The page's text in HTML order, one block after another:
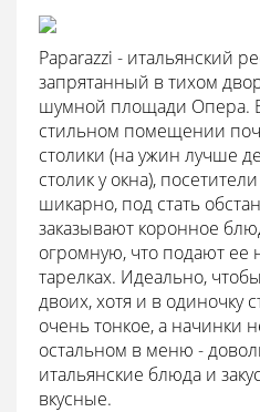
Paparazzi - итальянский
запрятанный в тихом
шумной площади Опера.
стильном помещении
столики (на ужин лучше
столик у окна),
шикарно, под стать
заказывают коронное
огромную, что подают ее
тарелках. Идеально,
двоих, хотя и в одиночку
очень тонкое, а начинки
остальном в меню -
итальянские блюда и
вкусные.